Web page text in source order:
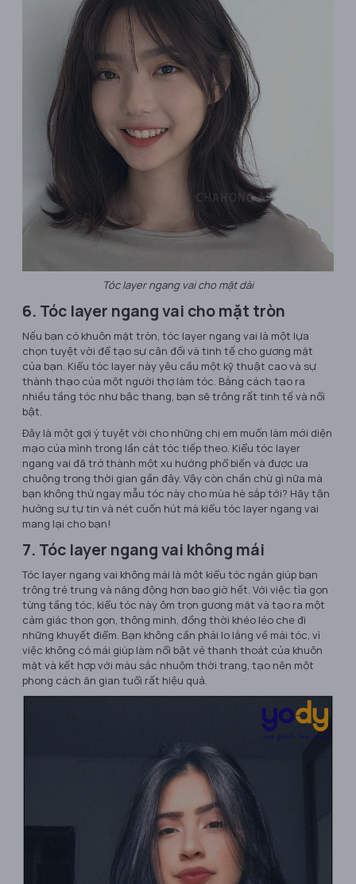
Tóc layer ngang vai cho mặt dài
6. Tóc layer ngang vai cho mặt tròn
Nếu bạn có khuôn mặt tròn, tóc layer ngang vai là một lựa
chọn tuyệt vời để tạo sự cân đối và tinh tế cho gương mặt
của bạn. Kiểu tóc layer này yêu cầu một kỹ thuật cao và sự
thành thạo của một người thợ làm tóc. Bằng cách tạo ra
nhiều tầng tóc như bậc thang, bạn sẽ trông rất tinh tế và nổi
bật.
Đây là một gợi ý tuyệt vời cho những chị em muốn làm mới diện
mạo của mình trong lần cắt tóc tiếp theo. Kiểu tóc layer
ngang vai đã trở thành một xu hướng phổ biến và được ưa
chuộng trong thời gian gần đây. Vậy còn chần chừ gì nữa mà
bạn không thử ngay mẫu tóc này cho mùa hè sắp tới? Hãy tận
hưởng sự tự tin và nét cuốn hút mà kiểu tóc layer ngang vai
mang lại cho bạn!
7. Tóc layer ngang vai không mái
Tóc layer ngang vai không mái là một kiểu tóc ngắn giúp bạn
trông trẻ trung và năng động hơn bao giờ hết. Với việc tỉa gọn
từng tầng tóc, kiểu tóc này ôm trọn gương mặt và tạo ra một
cảm giác thon gọn, thông minh, đồng thời khéo léo che đi
những khuyết điểm. Bạn không cần phải lo lắng về mái tóc, vì
việc không có mái giúp làm nổi bật vẻ thanh thoát của khuôn
mặt và kết hợp với màu sắc nhuộm thời trang, tạo nên một
phong cách ăn gian tuổi rất hiệu quả.